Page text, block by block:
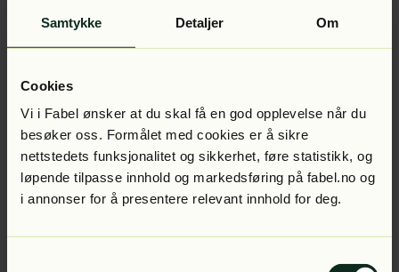
Samtykke Detaljer Om
Cookies
Vi i Fabel ønsker at du skal få en god opplevelse når du
besøker oss. Formålet med cookies er å sikre
nettstedets funksjonalitet og sikkerhet, føre statistikk, og
løpende tilpasse innhold og markedsføring på fabel.no og
i annonser for å presentere relevant innhold for deg.